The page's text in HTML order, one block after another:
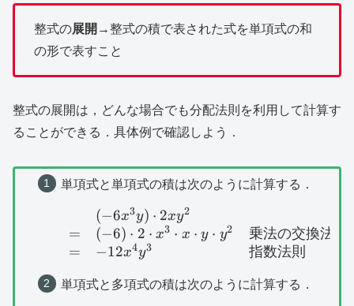
整式の展開 →整式の積で表された式を単項式の和
の形で表すこと
整式の展開は，どんな場合でも分配法則を利用して計算す
ることができる．具体例で確認しよう．
単項式と単項式の積は次のように計算する．
=
=
(−6x3y) ⋅ 2xy2
(−6) ⋅ 2 ⋅ x3 ⋅ x ⋅ y ⋅ y2
−12x4y3
乗法の交換法則
指数法則
単項式と多項式の積は次のように計算する．